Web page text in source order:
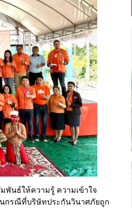
พันธ์ให้ความรู้ ความเข้าใจ
กรณีที่บริษัทประกันวินาศภัยถูก